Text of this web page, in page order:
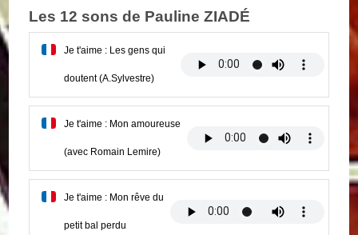
Les 12 sons de Pauline ZIADÉ
Je t'aime : Les gens qui
doutent (A.Sylvestre)
Je t'aime : Mon amoureuse
(avec Romain Lemire)
Je t'aime : Mon rêve du
petit bal perdu